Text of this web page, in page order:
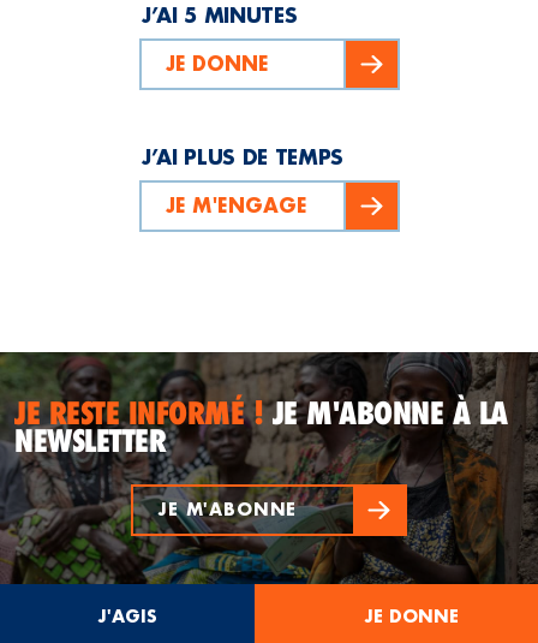
J’AI 5 MINUTES
JE DONNE
J’AI PLUS DE TEMPS
JE M'ENGAGE
JE RESTE INFORMÉ !JE M'ABONNE À LA
NEWSLETTER
JE M'ABONNE
J'AGIS JE DONNE